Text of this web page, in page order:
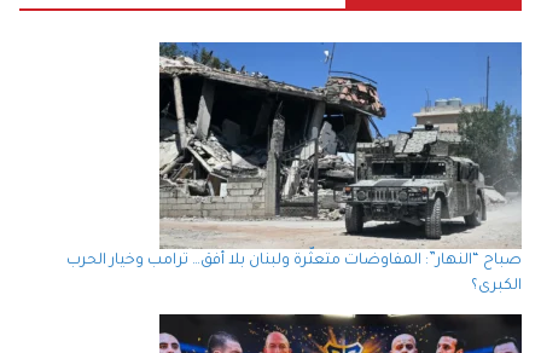
صباح “النهار”: المفاوضات متعثّرة ولبنان بلا أفق… ترامب وخيار الحرب
الكبرى؟